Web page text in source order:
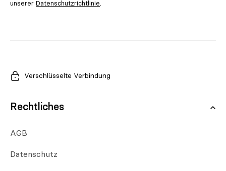
unserer Datenschutzrichtlinie.
Verschlüsselte Verbindung
Rechtliches
AGB
Datenschutz